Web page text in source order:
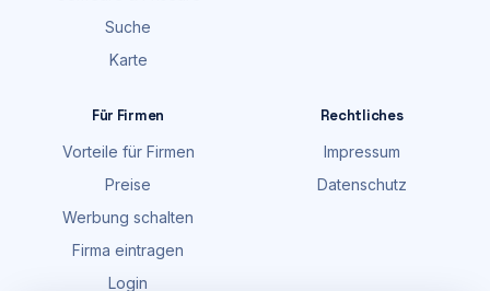
Suche
Karte
Für Firmen
Vorteile für Firmen
Preise
Werbung schalten
Firma eintragen
Login
Rechtliches
Impressum
Datenschutz